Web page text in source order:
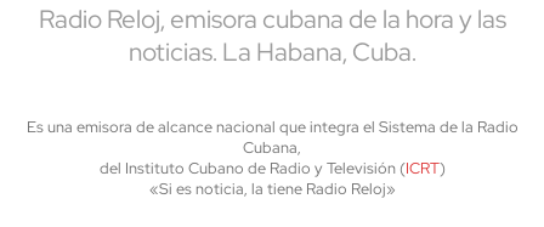
Radio Reloj, emisora cubana de la hora y las
noticias. La Habana, Cuba.
Es una emisora de alcance nacional que integra el Sistema de la Radio
Cubana,
del Instituto Cubano de Radio y Televisión (ICRT)
«Si es noticia, la tiene Radio Reloj»